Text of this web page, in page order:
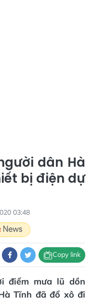
dân Hà
bị điện dự
03:48
Copy link
điểm mưa lũ dồn
Tĩnh đã đổ xô đi